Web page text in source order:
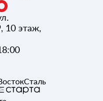
10 этаж,